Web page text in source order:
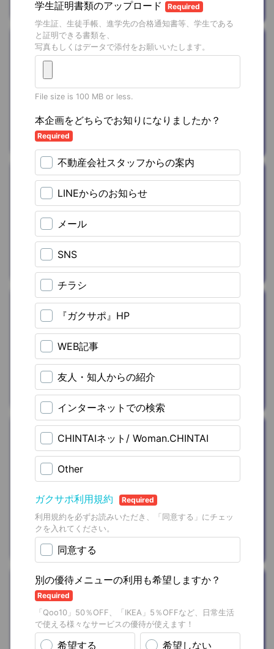
株式会社coordimate
健康/ボディケア
AIフィットネス
アプリ(60日無
料)をプレゼン
ト
ならでわ株式会社
遊ぶ/お出かけ
海外eSIMを
株式会社トリファ
おうち時間
家具・家電レン
タル(CLAS)
15%OFF
株式会社クラス
遊ぶ/お出かけ
カラオケ(グル
ープ室
料)10％OFFクー
ポン をプレゼン
ト
カラオケルーム歌広場
おうち時間
nishikawa（西
川）寝具をご優